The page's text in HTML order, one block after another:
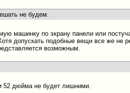
не будем.
машинку по экрану панели или
допускать подобные вещи все же не
возможным.
52 дюйма не будет лишними.